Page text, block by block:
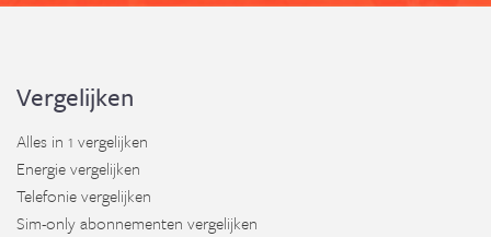
Vergelijken
Alles in 1 vergelijken
Energie vergelijken
Telefonie vergelijken
Sim-only abonnementen vergelijken